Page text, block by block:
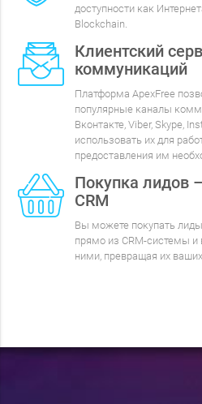
доступности как
Blockchain.
Клиентский
коммуникаций
Платформа ApexFree
популярные каналы
Вконтакте, Viber, Skype,
использовать их для
предоставления им
Покупка лидов
CRM
Вы можете покупать
прямо из CRM-системы и
ними, превращая их